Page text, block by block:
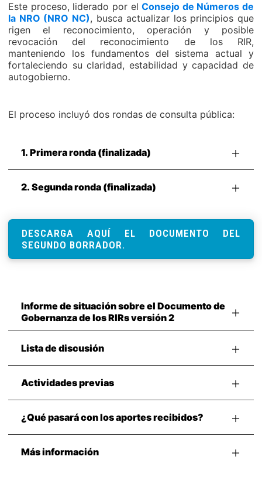
Este proceso, liderado por elConsejo de Números de
la NRO (NRO NC), busca actualizar los principios que
rigen el reconocimiento, operación y posible
revocación del reconocimiento de los RIR,
manteniendo los fundamentos del sistema actual y
fortaleciendo su claridad, estabilidad y capacidad de
autogobierno.
El proceso incluyó dos rondas de consulta pública:
1. Primera ronda (finalizada)
2. Segunda ronda (finalizada)
DESCARGA AQUÍ EL DOCUMENTO DEL
SEGUNDO BORRADOR.
Informe de situación sobre el Documento de
Gobernanza de los RIRs versión 2
Lista de discusión
Actividades previas
¿Qué pasará con los aportes recibidos?
Más información